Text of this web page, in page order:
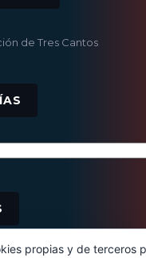
de Tres Cantos
propias y de terceros